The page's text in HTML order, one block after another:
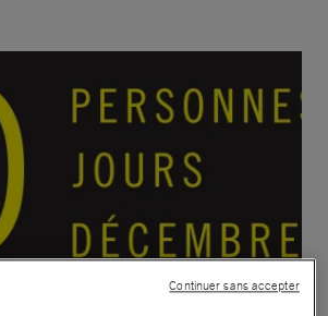
Continuer sans accepter